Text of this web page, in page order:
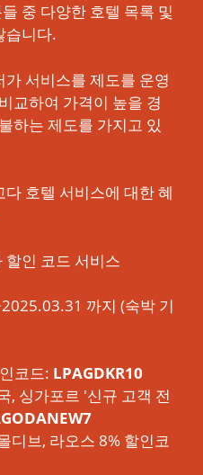
중 다양한 호텔 목록 및
습니다.
서비스를 제도를 운영
교하여 가격이 높을 경
하는 제도를 가지고 있
호텔 서비스에 대한 혜
인 코드 서비스
까지 (숙박 기
코드: LPAGDKR10
, 싱가포르 '신규 고객 전
디브, 라오스 8% 할인코